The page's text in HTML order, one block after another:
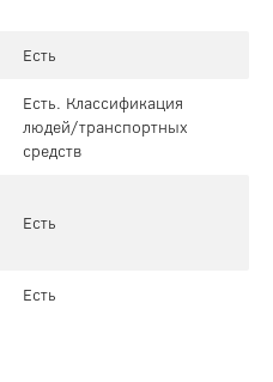
Есть
Есть. Классификация
людей/транспортных
средств
Есть
Есть